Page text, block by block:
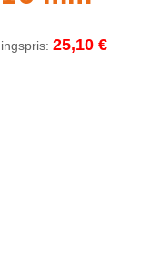
25,10 €